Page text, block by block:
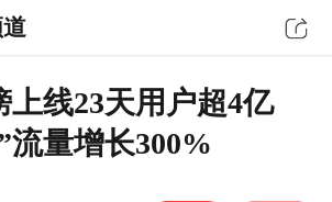
上线23天用户超4亿
流量增长300%